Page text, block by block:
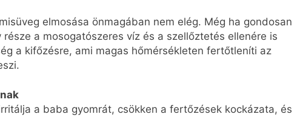
elmosása önmagában nem elég. Még ha gondosan
a mosogatószeres víz és a szellőztetés ellenére is
a kifőzésre, ami magas hőmérsékleten fertőtleníti az
a baba gyomrát, csökken a fertőzések kockázata, és